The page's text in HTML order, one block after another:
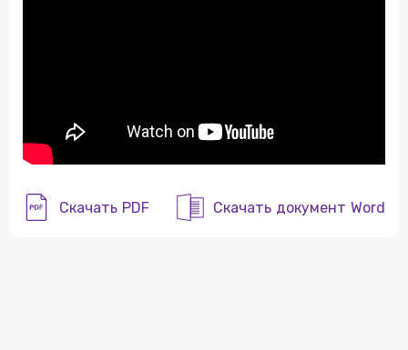
Скачать PDF Скачать документ Word